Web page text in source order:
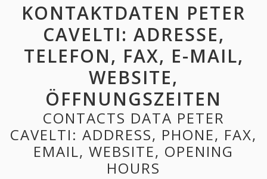
KONTAKTDATEN PETER
CAVELTI: ADRESSE,
TELEFON, FAX, E-MAIL,
WEBSITE,
ÖFFNUNGSZEITEN
CONTACTS DATA PETER
CAVELTI: ADDRESS, PHONE, FAX,
EMAIL, WEBSITE, OPENING
HOURS